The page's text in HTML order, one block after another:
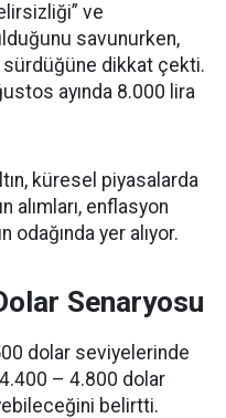
ve
savunurken,
dikkat çekti.
ayında 8.000 lira
küresel piyasalarda
alımları, enflasyon
odağında yer alıyor.
Senaryosu
dolar seviyelerinde
– 4.800 dolar
belirtti.